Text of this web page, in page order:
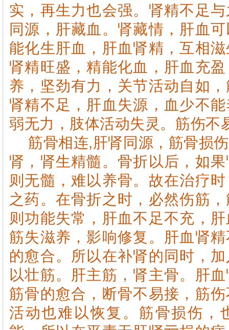
实，再生力也会强。肾精不足
同源，肝藏血。肾藏情，肝血
能化生肝血，肝血肾精，互相
肾精旺盛，精能化血，肝血充
养，坚劲有力，关节活动自如
肾精不足，肝血失源，血少不
弱无力，肢体活动失灵。筋伤不
筋骨相连,肝肾同源，筋骨损
肾，肾生精髓。骨折以后，如
则无髓，难以养骨。故在治疗
之药。在骨折之时，必然伤筋
则功能失常，肝血不足不充，
筋失滋养，影响修复。肝血肾
的愈合。所以在补肾的同时，
以壮筋。肝主筋，肾主骨。肝
筋骨的愈合，断骨不易接，筋
活动也难以恢复。筋骨损伤，